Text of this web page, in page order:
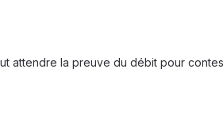
attendre la preuve du débit pour